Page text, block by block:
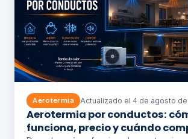
Aerotermia Actualizado el 4 de agosto de
Aerotermia por conductos:
funciona, precio y cuándo